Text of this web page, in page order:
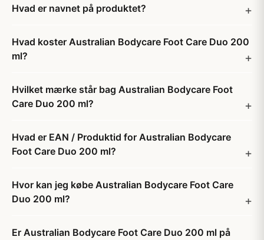
Hvad er navnet på produktet?
Hvad koster Australian Bodycare Foot Care Duo 200
ml?
Hvilket mærke står bag Australian Bodycare Foot
Care Duo 200 ml?
Hvad er EAN / Produktid for Australian Bodycare
Foot Care Duo 200 ml?
Hvor kan jeg købe Australian Bodycare Foot Care
Duo 200 ml?
Er Australian Bodycare Foot Care Duo 200 ml på